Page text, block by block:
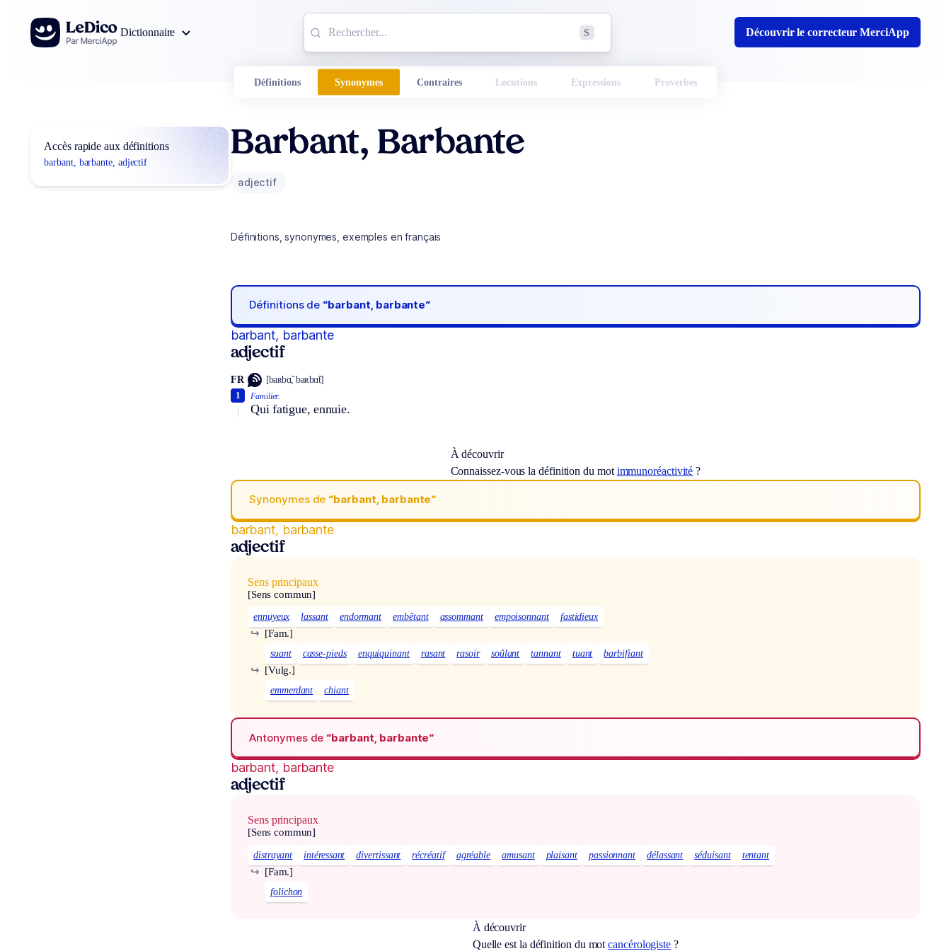
Aller au contenu
Dictionnaire
S Découvrir le correcteur MerciApp
Définitions Synonymes Contraires Locutions Expressions Proverbes
Accès rapide aux définitions
barbant, barbante, adjectif
Barbant, Barbante
adjectif
Définitions, synonymes, exemples en français
Définitions de “barbant, barbante“
barbant, barbante
adjectif
FR [baʀbɑ̃, baʀbɑ̃t]
Familier.
Qui fatigue, ennuie.
1
À découvrir
Connaissez-vous la définition du mot immunoréactivité ?
Synonymes de “barbant, barbante“
barbant, barbante
adjectif
Sens principaux
[Sens commun]
ennuyeux lassant endormant embêtant assommant empoisonnant fastidieux
[Fam.]
↪
suant casse-pieds enquiquinant rasant rasoir soûlant tannant tuant barbifiant
[Vulg.]
↪
emmerdant chiant
Antonymes de “barbant, barbante“
barbant, barbante
adjectif
Sens principaux
[Sens commun]
distrayant intéressant divertissant récréatif agréable amusant plaisant passionnant délassant séduisant tentant
[Fam.]
↪
folichon
À découvrir
Quelle est la définition du motcancérologiste ?